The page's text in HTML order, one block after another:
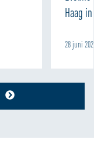
Haag
28 juni